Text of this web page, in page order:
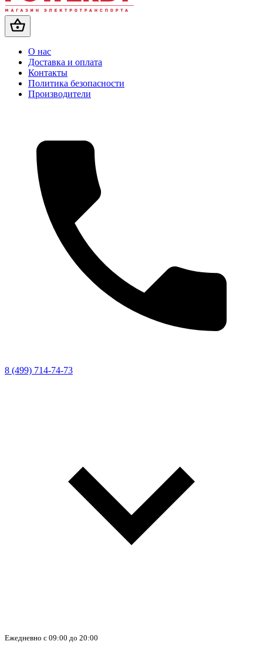
О нас
Доставка и оплата
Контакты
Политика безопасности
Производители
8 (499) 714-74-73
Ежедневно с 09:00 до 20:00